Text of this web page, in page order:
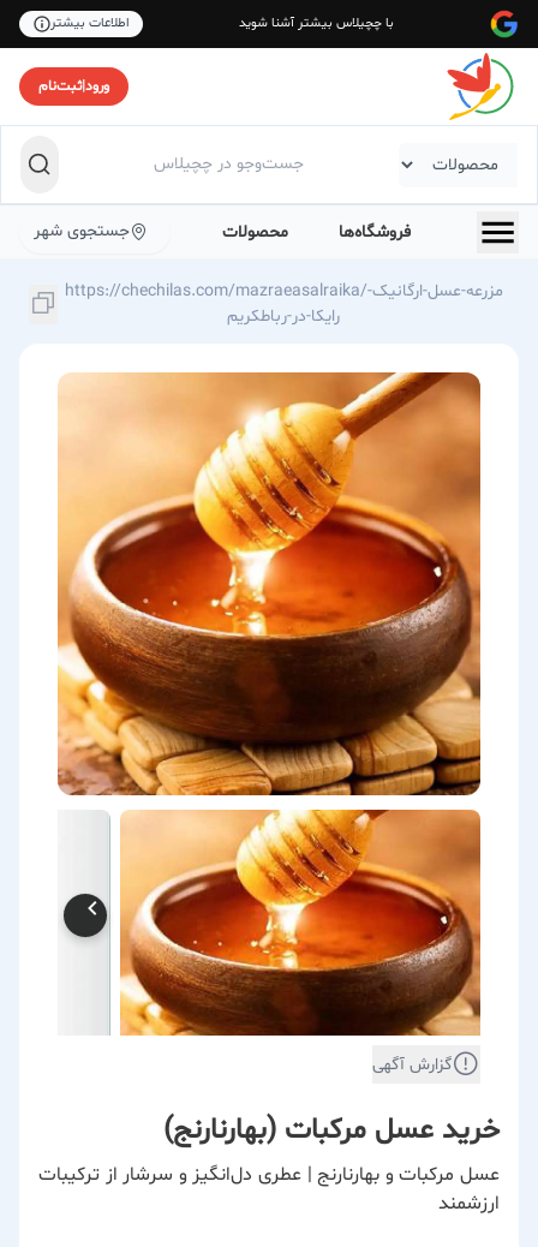
با چچیلاس بیشتر آشنا شوید اطلاعات بیشتر
ورود|ثبت‌نام
فروشگاه‌ها محصولات جستجوی شهر
https://chechilas.com/mazraeasalraika/مزرعه-عسل-ارگانیک-
رایکا-در-رباطكریم
گزارش آگهی
خرید عسل مرکبات (بهارنارنج)
عسل مرکبات و بهارنارنج | عطری دل‌انگیز و سرشار از ترکیبات
ارزشمند